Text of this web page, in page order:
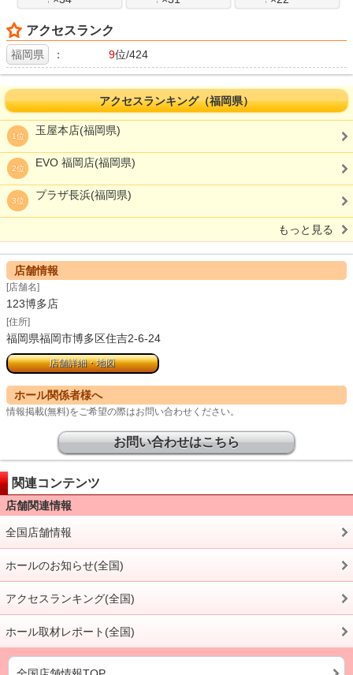
アクセスランク
福岡県 ： 9位/424
アクセスランキング（福岡県）
1位 玉屋本店(福岡県)
2位 EVO 福岡店(福岡県)
3位 プラザ長浜(福岡県)
もっと見る
店舗情報
[店舗名]
123博多店
[住所]
福岡県福岡市博多区住吉2-6-24
店舗詳細・地図
ホール関係者様へ
情報掲載(無料)をご希望の際はお問い合わせください。
お問い合わせはこちら
関連コンテンツ
店舗関連情報
全国店舗情報
ホールのお知らせ(全国)
アクセスランキング(全国)
ホール取材レポート(全国)